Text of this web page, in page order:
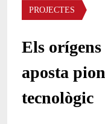
Àmbit de la notícia
PROJECTES
Els
aposta
tecnològic